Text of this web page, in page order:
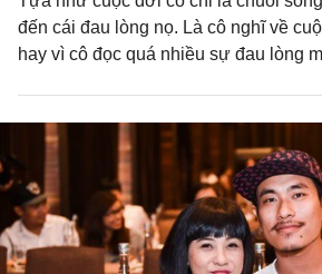
đến cái đau lòng nọ. Là cô nghĩ về
hay vì cô đọc quá nhiều sự đau lòng